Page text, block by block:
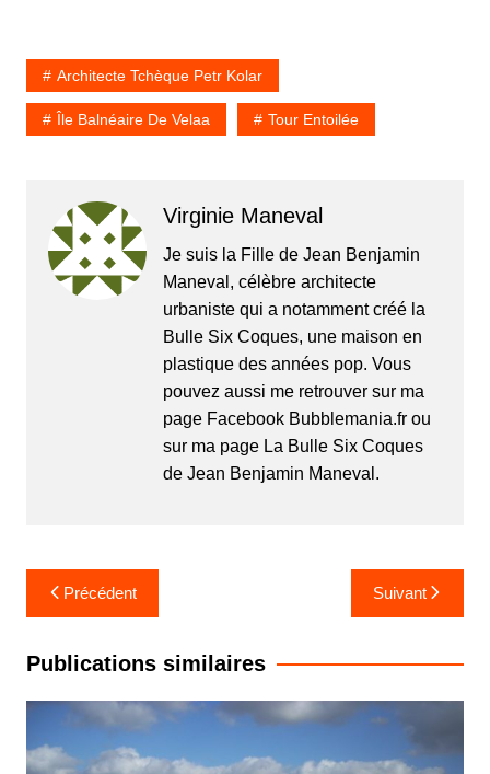
Architecte Tchèque Petr Kolar
Île Balnéaire De Velaa Tour Entoilée
Virginie Maneval
Je suis la Fille de Jean Benjamin
Maneval, célèbre architecte
urbaniste qui a notamment créé la
Bulle Six Coques, une maison en
plastique des années pop. Vous
pouvez aussi me retrouver sur ma
page Facebook Bubblemania.fr ou
sur ma page La Bulle Six Coques
de Jean Benjamin Maneval.
Navigation
de
l’article
Précédent Suivant
Publications similaires